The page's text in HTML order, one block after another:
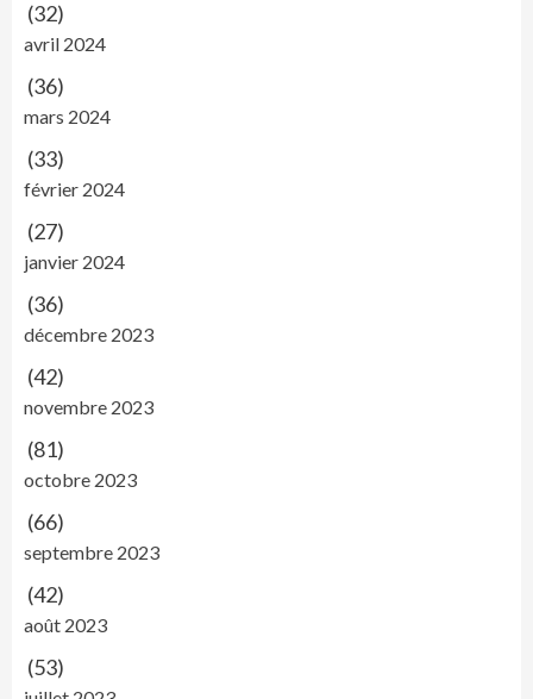
(32)
avril 2024
(36)
mars 2024
(33)
février 2024
(27)
janvier 2024
(36)
décembre 2023
(42)
novembre 2023
(81)
octobre 2023
(66)
septembre 2023
(42)
août 2023
(53)